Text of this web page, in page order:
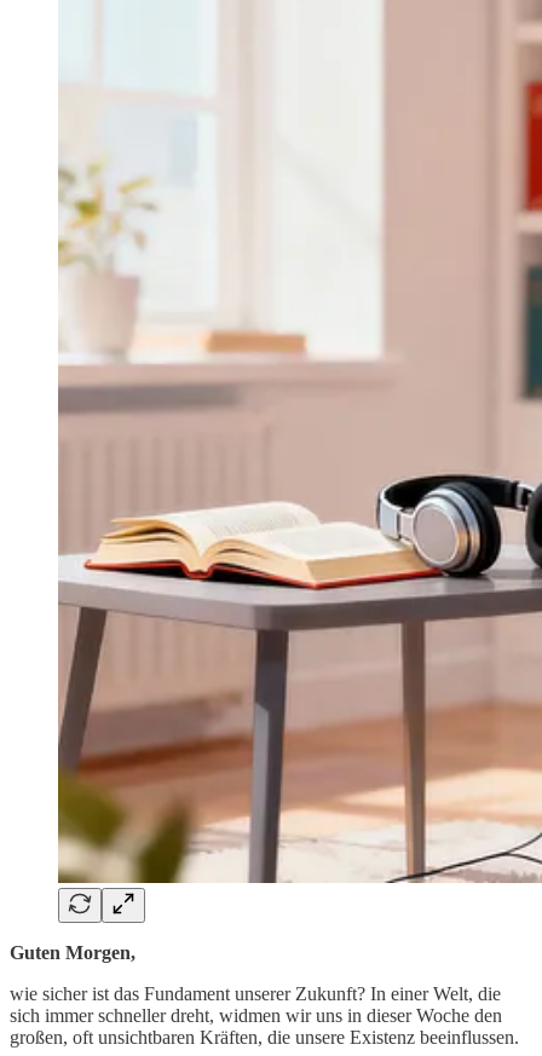
Guten Morgen,
wie sicher ist das Fundament unserer Zukunft? In einer Welt, die
sich immer schneller dreht, widmen wir uns in dieser Woche den
großen, oft unsichtbaren Kräften, die unsere Existenz beeinflussen.